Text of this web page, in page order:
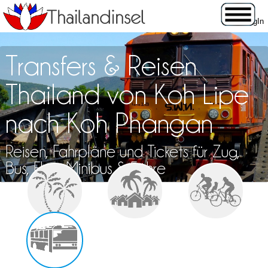
Transfers & Reisen
Thailand von Koh Lipe
nach Koh Phangan
Reisen, Fahrpläne und Tickets für Zug,
Bus, Flug, Minibus & Fähre